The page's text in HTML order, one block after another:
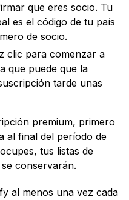
que eres socio. Tu
es el código de tu país
de socio.
clic para comenzar a
que puede que la
tarde unas
premium, primero
al final del período de
tus listas de
conservarán.
al menos una vez cada